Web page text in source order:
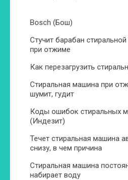
Bosch (Бош)
Стучит барабан
при отжиме
Как перезагрузить
Стиральная машина при
шумит, гудит
Коды ошибок стиральных
(Индезит)
Течет стиральная машина
снизу, в чем причина
Стиральная машина
набирает воду